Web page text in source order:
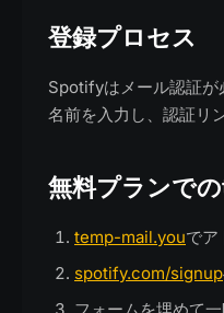
登録プロセス
Spotifyはメール認証が
名前を入力し、認証リ
無料プランで
temp-mail.youでア
spotify.com/signup